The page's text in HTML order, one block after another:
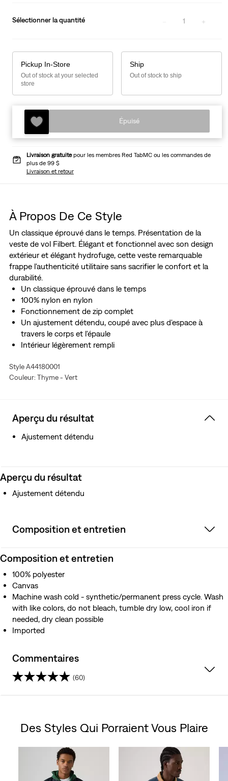
Sélectionner la quantité 1
Pickup In-Store
Out of stock at your selected
store
Ship
Out of stock to ship
Épuisé
Livraison gratuitepour les membres Red TabMC ou les commandes de
plus de 99 $
Livraison et retour
À Propos De Ce Style
Un classique éprouvé dans le temps. Présentation de la
veste de vol Filbert. Élégant et fonctionnel avec son design
extérieur et élégant hydrofuge, cette veste remarquable
frappe l'authenticité utilitaire sans sacrifier le confort et la
durabilité.
Un classique éprouvé dans le temps
100% nylon en nylon
Fonctionnement de zip complet
Un ajustement détendu, coupé avec plus d'espace à
travers le corps et l'épaule
Intérieur légèrement rempli
Style A44180001
Couleur: Thyme - Vert
Aperçu du résultat
Ajustement détendu
Aperçu du résultat
Ajustement détendu
Composition et entretien
Composition et entretien
100% polyester
Canvas
Machine wash cold - synthetic/permanent press cycle. Wash
with like colors, do not bleach, tumble dry low, cool iron if
needed, dry clean possible
Imported
Commentaires
(60)
sur
5.
Des Styles Qui Porraient Vous Plaire